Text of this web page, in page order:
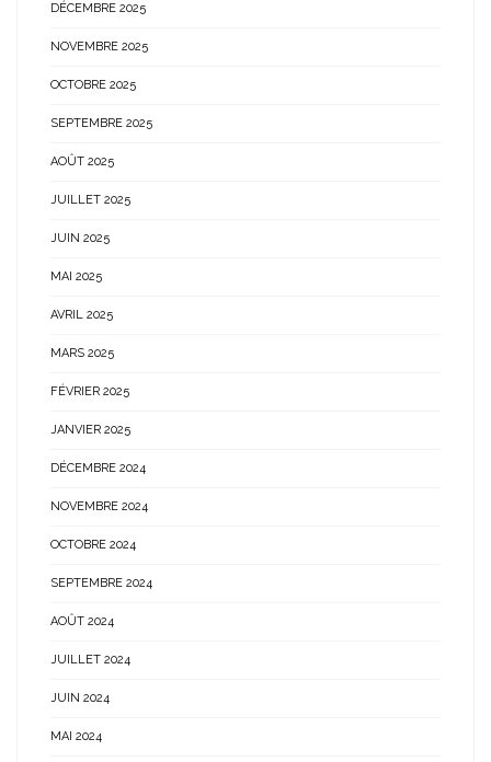
DÉCEMBRE 2025
NOVEMBRE 2025
OCTOBRE 2025
SEPTEMBRE 2025
AOÛT 2025
JUILLET 2025
JUIN 2025
MAI 2025
AVRIL 2025
MARS 2025
FÉVRIER 2025
JANVIER 2025
DÉCEMBRE 2024
NOVEMBRE 2024
OCTOBRE 2024
SEPTEMBRE 2024
AOÛT 2024
JUILLET 2024
JUIN 2024
MAI 2024